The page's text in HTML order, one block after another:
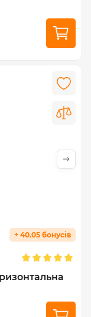
+ 40.05 бонусів